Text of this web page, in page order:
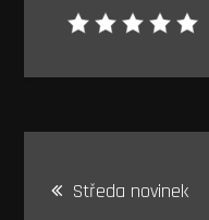
Středa novinek